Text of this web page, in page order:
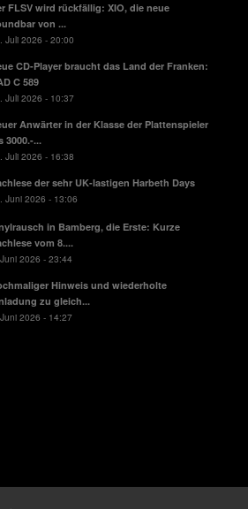
FLSV wird rückfällig: XIO, die neue
von ...
Juli 2026 - 20:00
CD-Player braucht das Land der Franken:
C 589
Juli 2026 - 10:37
Anwärter in der Klasse der Plattenspieler
3000.-...
Juli 2026 - 16:38
der sehr UK-lastigen Harbeth Days
Juni 2026 - 13:06
in Bamberg, die Erste: Kurze
vom 8....
2026 - 23:44
Hinweis und wiederholte
zu gleich...
2026 - 14:27